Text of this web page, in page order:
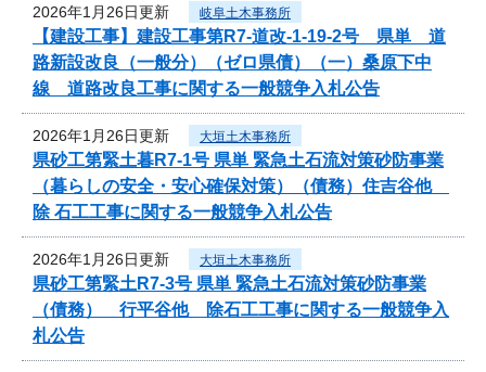
2026年1月26日更新 岐阜土木事務所
【建設工事】建設工事第R7-道改-1-19-2号 県単 道
路新設改良（一般分）（ゼロ県債）（一）桑原下中
線 道路改良工事に関する一般競争入札公告
2026年1月26日更新 大垣土木事務所
県砂工第緊土暮R7-1号 県単 緊急土石流対策砂防事業
（暮らしの安全・安心確保対策）（債務）住吉谷他
除 石工工事に関する一般競争入札公告
2026年1月26日更新 大垣土木事務所
県砂工第緊土R7-3号 県単 緊急土石流対策砂防事業
（債務） 行平谷他 除石工工事に関する一般競争入
札公告